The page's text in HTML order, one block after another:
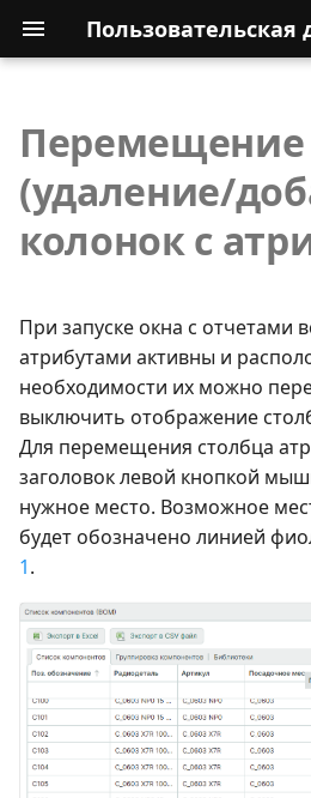
Перемещение
(удаление/
колонок с
При запуске окна с отчетами
атрибутами активны и
необходимости их можно
выключить отображение
Для перемещения столбца
заголовок левой кнопкой
нужное место. Возможное
будет обозначено линией
1.